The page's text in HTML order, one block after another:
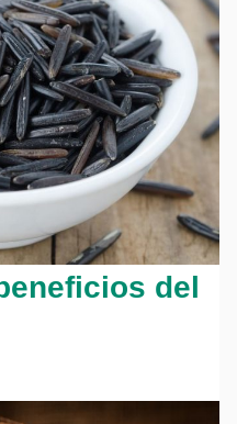
del